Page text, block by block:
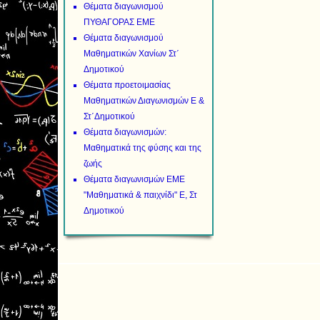
Θέματα διαγωνισμού
ΠΥΘΑΓΟΡΑΣ ΕΜΕ
Θέματα διαγωνισμού
Μαθηματικών Χανίων Στ΄
Δημοτικού
Θέματα προετοιμασίας
Μαθηματικών Διαγωνισμών Ε &
Στ΄Δημοτικού
Θέματα διαγωνισμών:
Μαθηματικά της φύσης και της
ζωής
Θέματα διαγωνισμών ΕΜΕ
"Μαθηματικά & παιχνίδι" Ε, Στ
Δημοτικού